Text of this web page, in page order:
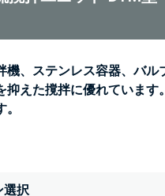
機、ステンレス容器、バル
抑えた撹拌に優れています
選択